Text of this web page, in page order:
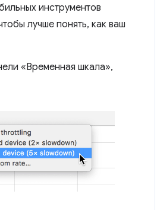
инструментов
лучше понять, как ваш
«Временная шкала»,